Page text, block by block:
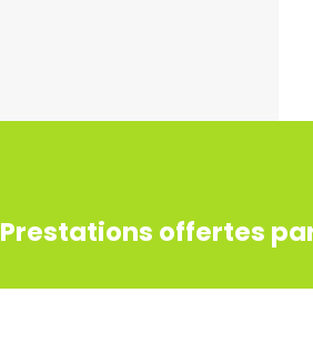
Prestations offertes par